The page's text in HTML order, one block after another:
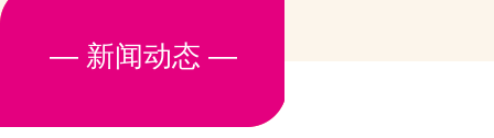
— 新闻动态 —